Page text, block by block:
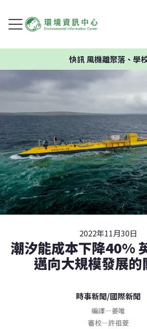
快訊風機離聚落、學校過
2022年11月30日
潮汐能成本下降40%
邁向大規模發展的
時事新聞/國際新聞
編譯—姜唯
審校—許祖菱